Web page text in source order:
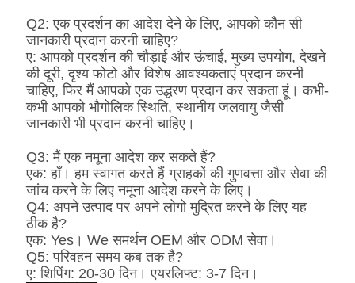
Q2: एक प्रदर्शन का आदेश देने के लिए, आपको कौन सी
जानकारी प्रदान करनी चाहिए?
ए: आपको प्रदर्शन की चौड़ाई और ऊंचाई, मुख्य उपयोग, देखने
की दूरी, दृश्य फोटो और विशेष आवश्यकताएं प्रदान करनी
चाहिए, फिर मैं आपको एक उद्धरण प्रदान कर सकता हूं। कभी-
कभी आपको भौगोलिक स्थिति, स्थानीय जलवायु जैसी
जानकारी भी प्रदान करनी चाहिए।
Q3: मैं एक नमूना आदेश कर सकते हैं?
एक: हाँ। हम स्वागत करते हैं ग्राहकों की गुणवत्ता और सेवा की
जांच करने के लिए नमूना आदेश करने के लिए।
Q4: अपने उत्पाद पर अपने लोगो मुद्रित करने के लिए यह
ठीक है?
एक: Yes। We समर्थन OEM और ODM सेवा।
Q5: परिवहन समय कब तक है?
ए: शिपिंग: 20-30 दिन। एयरलिफ्ट: 3-7 दिन।